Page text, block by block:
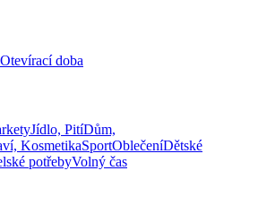
Otevírací doba
Jídlo, PitíDům,
KosmetikaSportOblečeníDětské
potřebyVolný čas